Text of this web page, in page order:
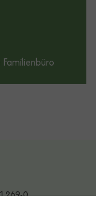
269-0